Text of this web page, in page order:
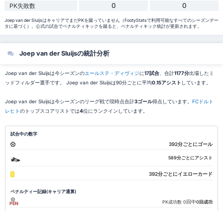
PK失敗数 0 0
Joep van der SluijsはキャリアでまだPKを蹴っていません（FootyStatsで利用可能なすべてのシーズンデー
タに基づく）。公式の試合でペナルティキックを蹴ると、ペナルティキック統計が更新されます。
Joep van der Sluijsの統計分析
Joep van der Sluijsは今シーズンのエールステ・ディヴィジに17試合、合計1177分出場したミ
ッドフィルダー選手です。 Joep van der Sluijsは90分ごとに平均0.15アシスト しています。
Joep van der Sluijsは今シーズンのリーグ戦で現時点合計3ゴール得点しています。 FCドルト
レヒトのトップスコアリストでは4位にランクインしています。
試合中の数字
392分ごとにゴール
589分ごとにアシスト
392分ごとにイエローカード
ペナルティー記録(キャリア通算)
PEN PK成功数 0 回中0回成功